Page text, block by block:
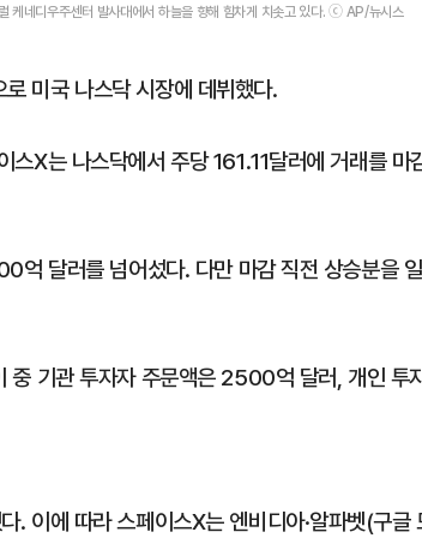
네디우주센터 발사대에서 하늘을 향해 힘차게 치솟고 있다. ⓒ AP/뉴시스
미국 나스닥 시장에 데뷔했다.
X는 나스닥에서 주당 161.11달러에 거래를 마
달러를 넘어섰다. 다만 마감 직전 상승분을
기관 투자자 주문액은 2500억 달러, 개인 투
이에 따라 스페이스X는 엔비디아·알파벳(구글